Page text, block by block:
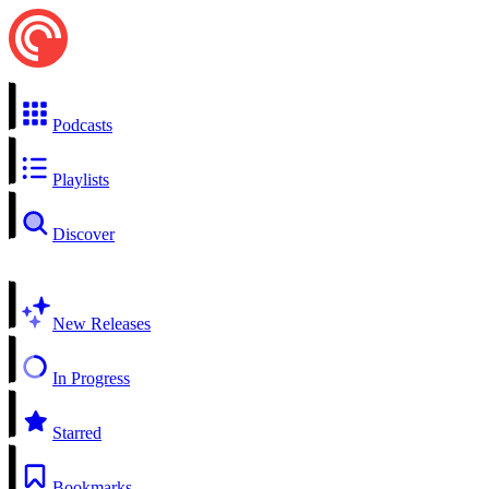
Podcasts
Playlists
Discover
New Releases
In Progress
Starred